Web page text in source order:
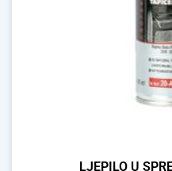
LJEPILO U